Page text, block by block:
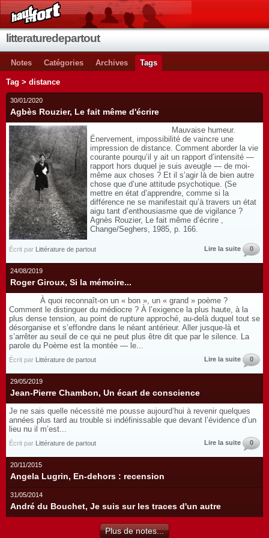
litteraturedepartout
Notes Catégories Archives Tags
Tag > distance
30/01/2020
Agbès Rouzier, Le fait même d'écrire
Mauvaise humeur.
Énervement, impossibilité de vaincre une
impression de distance. Comment aborder la vie
courante pourqu’il y ait un rapport d’intensité —
rapport hors duquel je suis aveugle — de moi-
même aux choses ? Et il s’agir là de bien autre
chose que d’une attitude psychotique. (Se
mettre en état d’apprendre, comme si la
différence ne se manifestait qu’à travers un état
aigu tant d’enthousiasme que de vigilance ?
Agnès Rouzier, Le fait même d’écrire ,
Change/Seghers, 1985, p. 166.
Écrit par Littérature de partout Lire la suite 0
24/08/2019
Roger Giroux, Si la mémoire...
À quoi reconnaît-on un « bon », un « grand » poème ?
Comment le distinguer du médiocre ? À l’exigence la plus haute, à la
plus dense tension, au point de rupture approché, au-delà duquel tout se
désorganise et s’effondre dans le néant antérieur. Aller jusque-là et
s’arrêter au seuil de ce qui ne peut plus être dit que par le silence. La
parole du Poème est la montée — le...
Écrit par Littérature de partout Lire la suite 0
29/05/2019
Jean-Pierre Chambon, Un écart de conscience
Je ne sais quelle nécessité me pousse aujourd’hui à revenir quelques
années plus tard au trouble si indéfinissable que devant l’évidence d’un
lieu nu il m’est...
Écrit par Littérature de partout Lire la suite 0
20/11/2015
Angela Lugrin, En-dehors : recension
31/05/2014
André du Bouchet, Je suis sur les traces d'un autre
Plus de notes...